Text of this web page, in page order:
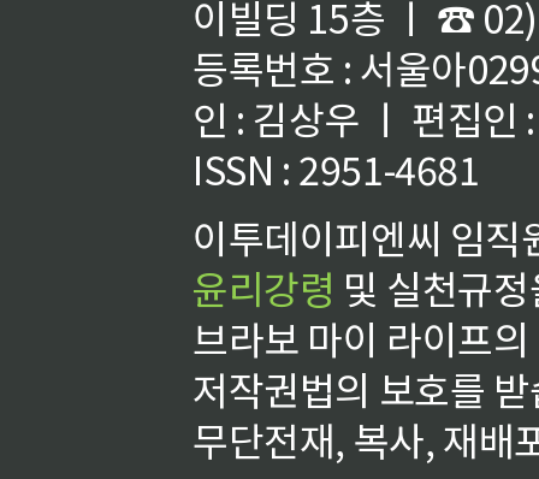
이빌딩 15층 ㅣ ☎
등록번호 : 서울아
인 : 김상우 ㅣ 편집인
ISSN : 2951-4681
이투데이피엔씨 임
윤리강령 및 실천규
브라보 마이 라이프
저작권법의 보호를
무단전재, 복사, 재배